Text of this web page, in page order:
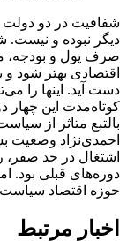
شفافیت در دو دولت
دیگر نبوده و
صرف پول و بودجه،
اقتصادی بهتر شود
دست آید. اینها را
کوتاه‌مدت این چهار
بالتبع متاثر از
احمدی‌نژاد وضعیت
اشتغال در حد صفر،
دوره‌های قبلی بود.
حوزه اقتصاد سیاست
اخبار مرتبط